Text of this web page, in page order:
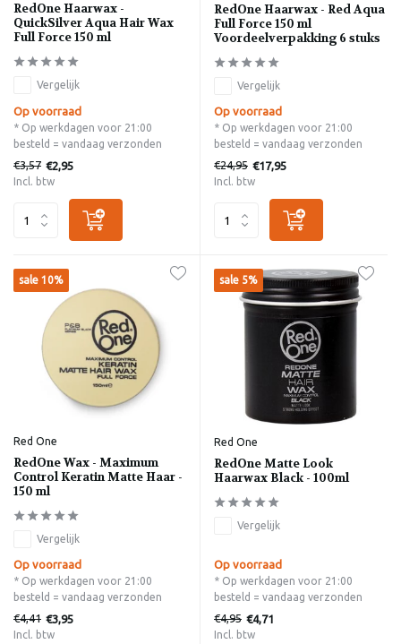
RedOne Haarwax -
QuickSilver Aqua Hair Wax
Full Force 150 ml
Vergelijk
Op voorraad
* Op werkdagen voor 21:00
besteld = vandaag verzonden
€3,57 €2,95
Incl. btw
RedOne Haarwax - Red Aqua
Full Force 150 ml
Voordeelverpakking 6 stuks
Vergelijk
Op voorraad
* Op werkdagen voor 21:00
besteld = vandaag verzonden
€24,95 €17,95
Incl. btw
sale 10%
Red One
RedOne Wax - Maximum
Control Keratin Matte Haar -
150 ml
Vergelijk
Op voorraad
* Op werkdagen voor 21:00
besteld = vandaag verzonden
€4,41 €3,95
Incl. btw
sale 5%
Red One
RedOne Matte Look
Haarwax Black - 100ml
Vergelijk
Op voorraad
* Op werkdagen voor 21:00
besteld = vandaag verzonden
€4,95 €4,71
Incl. btw